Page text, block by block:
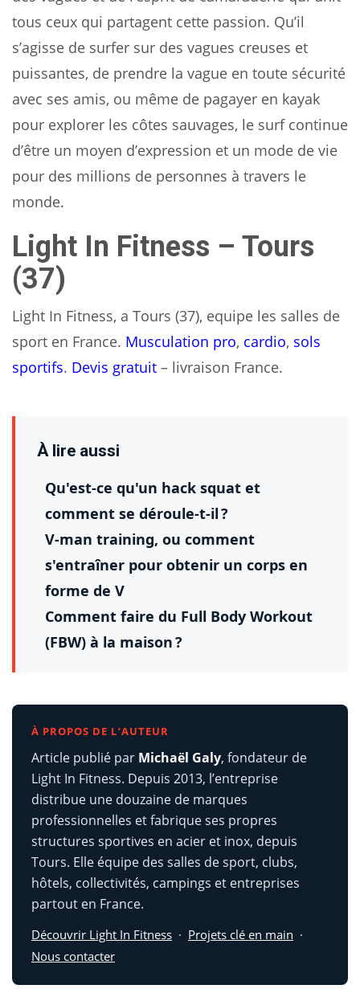
tous ceux qui partagent cette passion. Qu’il
s’agisse de surfer sur des vagues creuses et
puissantes, de prendre la vague en toute sécurité
avec ses amis, ou même de pagayer en kayak
pour explorer les côtes sauvages, le surf continue
d’être un moyen d’expression et un mode de vie
pour des millions de personnes à travers le
monde.
Light In Fitness – Tours
(37)
Light In Fitness, a Tours (37), equipe les salles de
sport en France. Musculation pro, cardio, sols
sportifs. Devis gratuit – livraison France.
À lire aussi
Qu'est-ce qu'un hack squat et
comment se déroule-t-il ?
V-man training, ou comment
s'entraîner pour obtenir un corps en
forme de V
Comment faire du Full Body Workout
(FBW) à la maison ?
À PROPOS DE L’AUTEUR
Article publié par Michaël Galy, fondateur de
Light In Fitness. Depuis 2013, l’entreprise
distribue une douzaine de marques
professionnelles et fabrique ses propres
structures sportives en acier et inox, depuis
Tours. Elle équipe des salles de sport, clubs,
hôtels, collectivités, campings et entreprises
partout en France.
Découvrir Light In Fitness · Projets clé en main ·
Nous contacter